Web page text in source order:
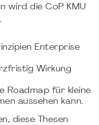
wird die CoP KMU
Enterprise
Wirkung
Roadmap für kleine
aussehen kann.
diese Thesen